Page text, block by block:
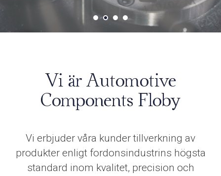
Vi är Automotive
Components Floby
Vi erbjuder våra kunder tillverkning av
produkter enligt fordonsindustrins högsta
standard inom kvalitet, precision och